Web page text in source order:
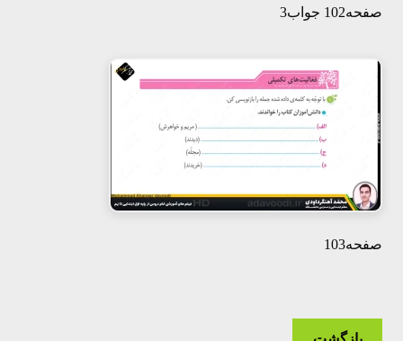
صفحه102 جواب3
صفحه103